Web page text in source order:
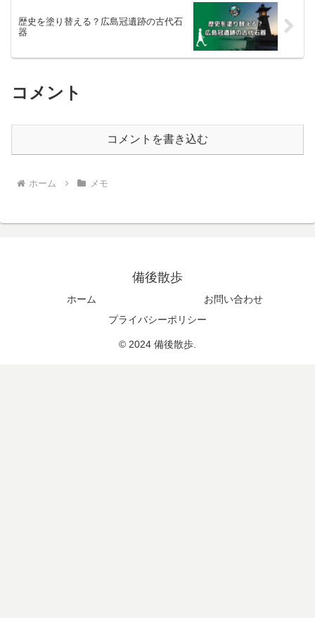
歴史を塗り替える？広島冠遺跡の古代石
器
コメント
コメントを書き込む
ホーム メモ
備後散歩
ホーム
お問い合わせ
プライバシーポリシー
© 2024 備後散歩.